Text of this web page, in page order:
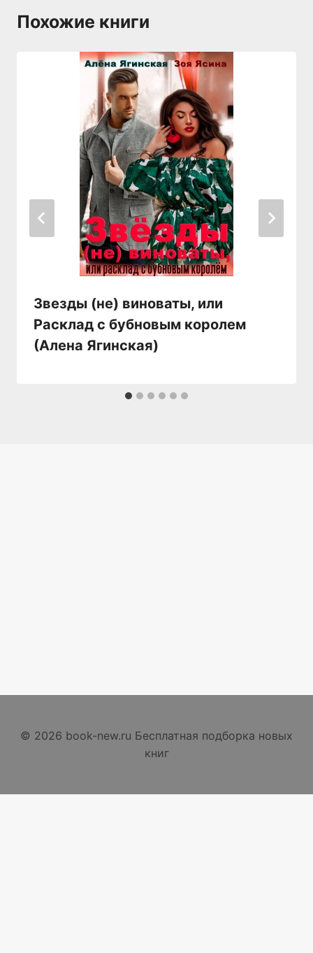
Похожие книги
Звезды (не) виноваты, или
Расклад с бубновым королем
(Алена Ягинская)
© 2026 book-new.ru Бесплатная подборка новых
книг